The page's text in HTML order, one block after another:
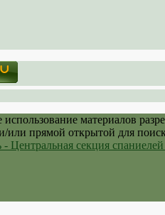
материалов
или прямой открытой для
- Центральная секция